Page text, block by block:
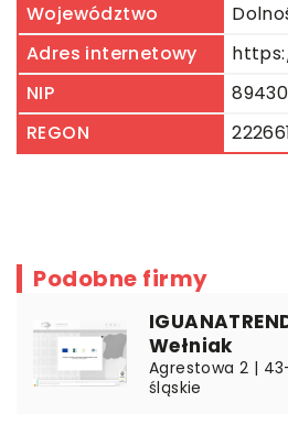
Województwo
Adres internetowy
NIP
REGON
Podobne firmy
Wełniak
Agrestowa 2 |
śląskie